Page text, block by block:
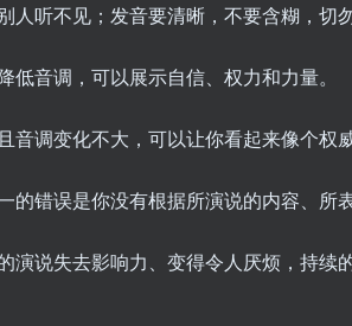
人听不见；发音要清晰，不要含糊，切
低音调，可以展示自信、权力和力量。
音调变化不大，可以让你看起来像个权威
的错误是你没有根据所演说的内容、所
演说失去影响力、变得令人厌烦，持续